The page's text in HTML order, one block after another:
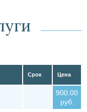
Срок Цена
900.00
руб.